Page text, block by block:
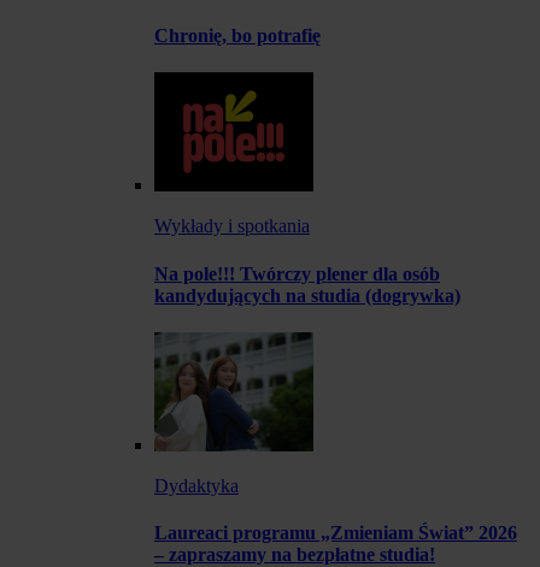
Chronię, bo potrafię
Wykłady i spotkania
Na pole!!! Twórczy plener dla osób
kandydujących na studia (dogrywka)
Dydaktyka
Laureaci programu „Zmieniam Świat” 2026
– zapraszamy na bezpłatne studia!